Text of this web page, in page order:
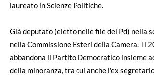
laureato in Scienze Politiche.
Già deputato (eletto nelle file del Pd) nella
nella Commissione Esteri della Camera. Il
abbandona il Partito Democratico insieme
della minoranza, tra cui anche l'ex